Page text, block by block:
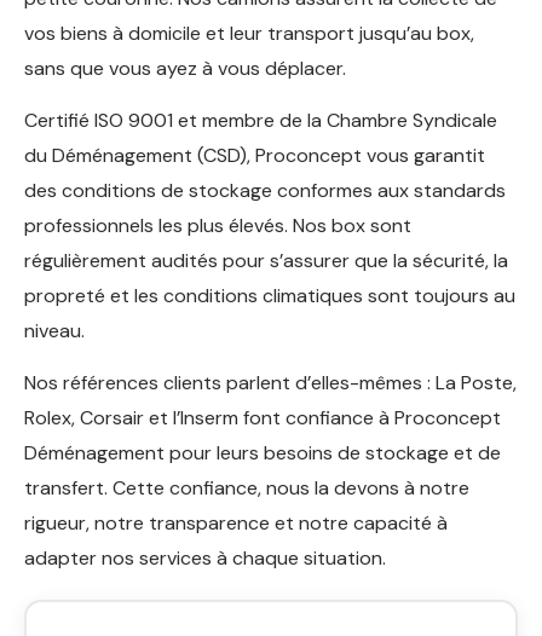
vos biens à domicile et leur transport jusqu’au box,
sans que vous ayez à vous déplacer.
Certifié ISO 9001 et membre de la Chambre Syndicale
du Déménagement (CSD), Proconcept vous garantit
des conditions de stockage conformes aux standards
professionnels les plus élevés. Nos box sont
régulièrement audités pour s’assurer que la sécurité, la
propreté et les conditions climatiques sont toujours au
niveau.
Nos références clients parlent d’elles-mêmes : La Poste,
Rolex, Corsair et l’Inserm font confiance à Proconcept
Déménagement pour leurs besoins de stockage et de
transfert. Cette confiance, nous la devons à notre
rigueur, notre transparence et notre capacité à
adapter nos services à chaque situation.